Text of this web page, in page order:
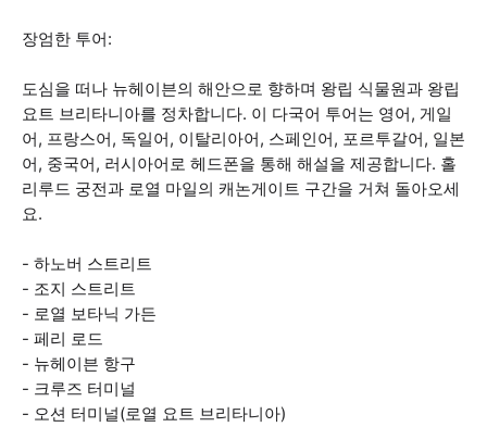
장엄한 투어:
도심을 떠나 뉴헤이븐의 해안으로 향하며 왕립 식물원과 왕립
요트 브리타니아를 정차합니다. 이 다국어 투어는 영어, 게일
어, 프랑스어, 독일어, 이탈리아어, 스페인어, 포르투갈어, 일본
어, 중국어, 러시아어로 헤드폰을 통해 해설을 제공합니다. 홀
리루드 궁전과 로열 마일의 캐논게이트 구간을 거쳐 돌아오세
요.
- 하노버 스트리트
- 조지 스트리트
- 로열 보타닉 가든
- 페리 로드
- 뉴헤이븐 항구
- 크루즈 터미널
- 오션 터미널(로열 요트 브리타니아)